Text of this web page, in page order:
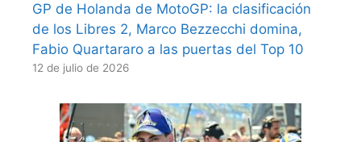
GP de Holanda de MotoGP: la clasificación
de los Libres 2, Marco Bezzecchi domina,
Fabio Quartararo a las puertas del Top 10
12 de julio de 2026